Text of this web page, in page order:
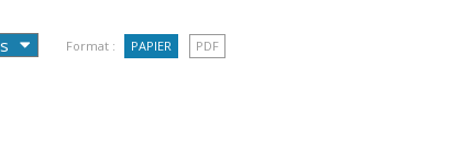
Format : PAPIER PDF